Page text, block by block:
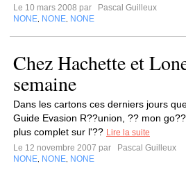
Le 10 mars 2008 par
Pascal Guilleux
NONE NONE NONE
Chez Hachette et
semaine
Dans les cartons ces derniers jours
Guide Evasion R??union, ?? mon
plus complet sur l'?? Lire la suite
Le 12 novembre 2007 par
Pascal Guilleux
NONE NONE NONE